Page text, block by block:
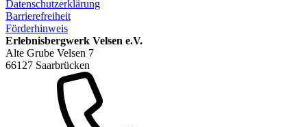
Datenschutzerklärung
Barrierefreiheit
Förderhinweis
Erlebnisbergwerk Velsen e.V.
Alte Grube Velsen 7
66127 Saarbrücken